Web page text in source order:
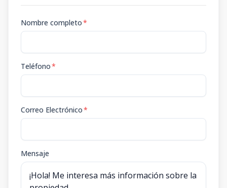
Nombre completo*
Teléfono*
Correo Electrónico*
Mensaje